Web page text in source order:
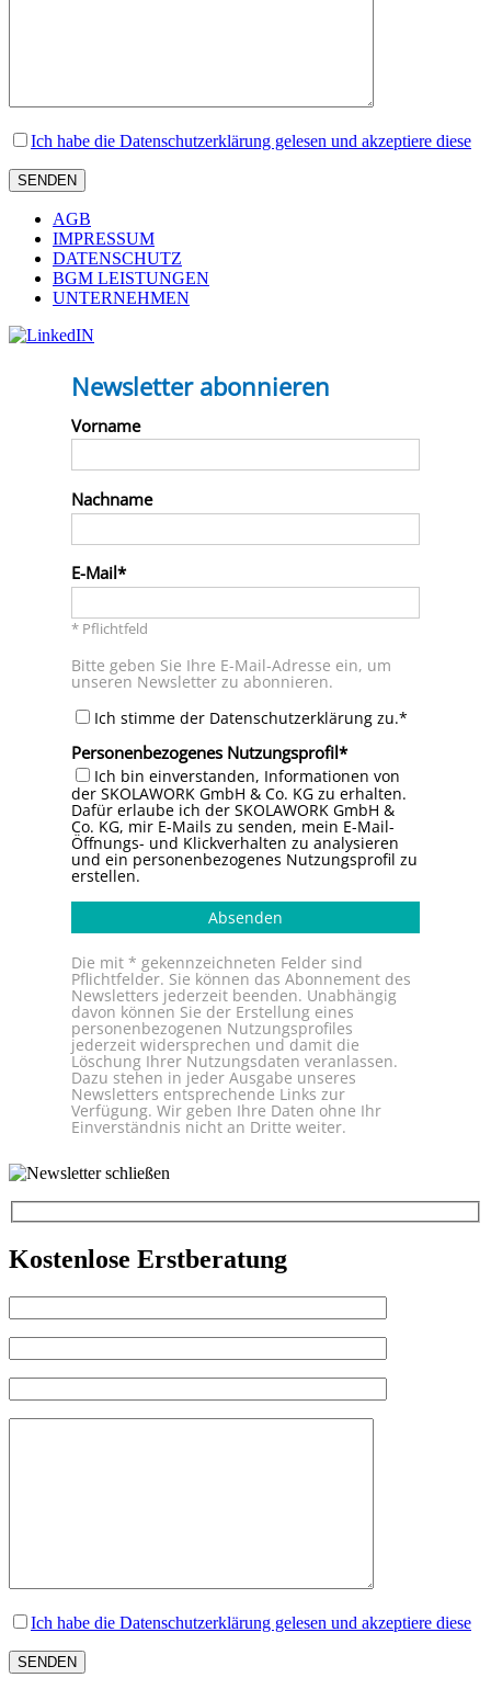
Ich habe die Datenschutzerklärung gelesen und akzeptiere diese
AGB
IMPRESSUM
DATENSCHUTZ
BGM LEISTUNGEN
UNTERNEHMEN
Newsletter abonnieren
Vorname
Nachname
E-Mail
* Pflichtfeld
Bitte geben Sie Ihre E-Mail-Adresse ein, um
unseren Newsletter zu abonnieren.
Ich stimme der Datenschutzerklärung zu.*
Personenbezogenes Nutzungsprofil
Ich bin einverstanden, Informationen von
der SKOLAWORK GmbH & Co. KG zu erhalten.
Dafür erlaube ich der SKOLAWORK GmbH &
Co. KG, mir E-Mails zu senden, mein E-Mail-
Öffnungs- und Klickverhalten zu analysieren
und ein personenbezogenes Nutzungsprofil zu
erstellen.
Absenden
Die mit * gekennzeichneten Felder sind
Pflichtfelder. Sie können das Abonnement des
Newsletters jederzeit beenden. Unabhängig
davon können Sie der Erstellung eines
personenbezogenen Nutzungsprofiles
jederzeit widersprechen und damit die
Löschung Ihrer Nutzungsdaten veranlassen.
Dazu stehen in jeder Ausgabe unseres
Newsletters entsprechende Links zur
Verfügung. Wir geben Ihre Daten ohne Ihr
Einverständnis nicht an Dritte weiter.
Kostenlose Erstberatung
Ich habe die Datenschutzerklärung gelesen und akzeptiere diese